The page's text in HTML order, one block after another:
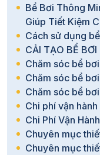
Bể Bơi Thông
Giúp Tiết Kiệm
Cách sử dụng
CẢI TẠO BỂ BƠI
Chăm sóc bể bơi
Chăm sóc bể bơi
Chăm sóc bể
Chi phí vận
Chi Phí Vận
Chuyên mục
Chuyên mục